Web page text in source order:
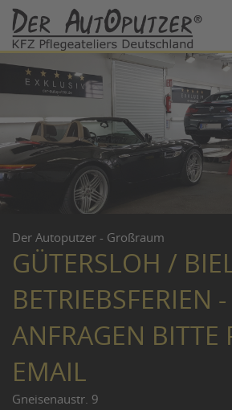
Der Autoputzer - Großraum
GÜTERSLOH /
BETRIEBSFERIEN -
ANFRAGEN BITTE
EMAIL
Gneisenaustr. 9